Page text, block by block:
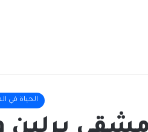
الحياة في